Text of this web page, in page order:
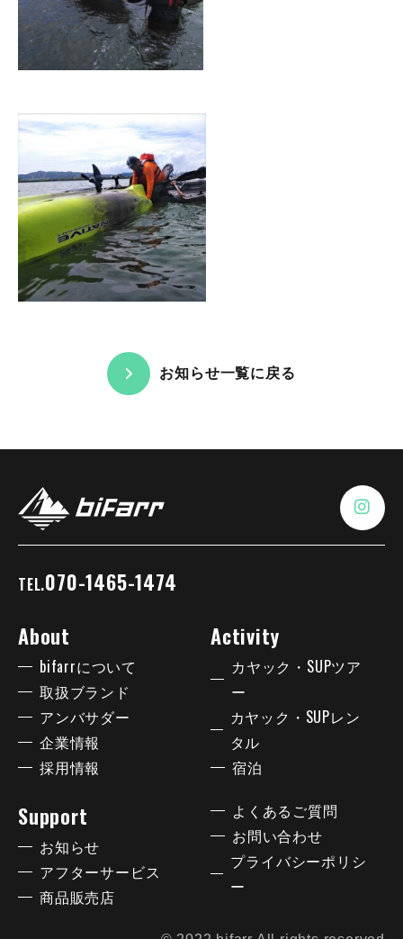
お知らせ一覧に戻る
About
bifarrについて
取扱ブランド
アンバサダー
企業情報
採用情報
Activity
カヤック・SUPツア
ー
カヤック・SUPレン
タル
宿泊
Support
お知らせ
アフターサービス
商品販売店
よくあるご質問
お問い合わせ
プライバシーポリシ
ー
TEL.070-1465-1474